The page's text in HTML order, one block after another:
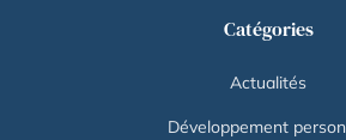
Catégories
Actualités
Développement